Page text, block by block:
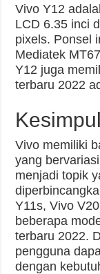
Vivo Y12
LCD 6.35 inci
pixels. Ponsel
Mediatek
Y12 juga
terbaru 2022
Vivo memiliki
yang
menjadi topik
Y11s, Vivo
beberapa
terbaru 2022.
pengguna
dengan